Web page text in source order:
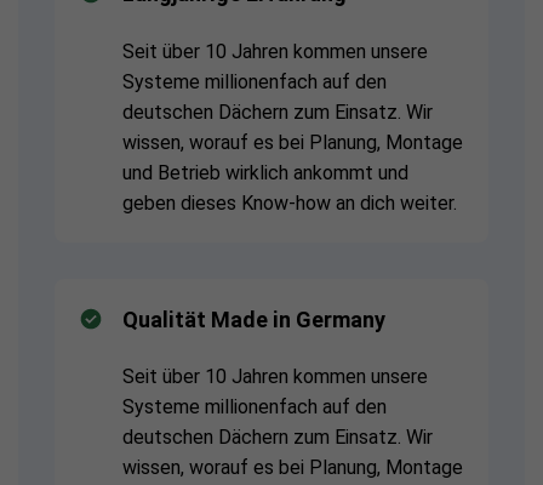
Seit über 10 Jahren kommen unsere
Systeme millionenfach auf den
deutschen Dächern zum Einsatz. Wir
wissen, worauf es bei Planung, Montage
und Betrieb wirklich ankommt und
geben dieses Know-how an dich weiter.
Qualität Made in Germany
Seit über 10 Jahren kommen unsere
Systeme millionenfach auf den
deutschen Dächern zum Einsatz. Wir
wissen, worauf es bei Planung, Montage